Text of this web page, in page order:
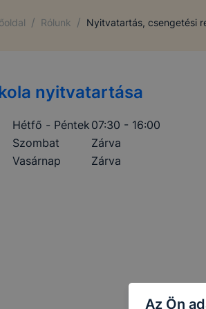
/ Rólunk / Nyitvatartás, csengetési
nyitvatartása
Hétfő - Péntek 07:30 - 16:00
Szombat
Zárva
Vasárnap
Zárva
Az Ön